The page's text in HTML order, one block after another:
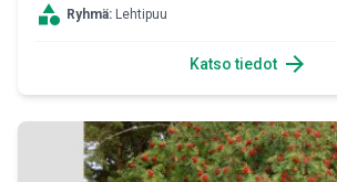
category Ryhmä: Lehtipuu
Katso tiedot arrow_forward